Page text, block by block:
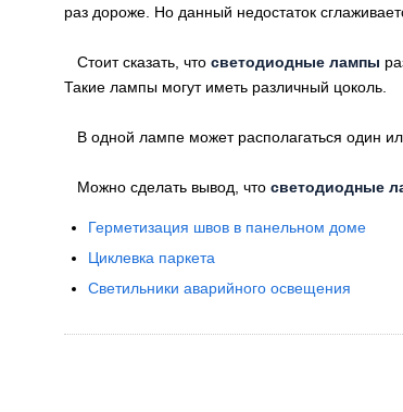
раз дороже. Но данный недостаток
Стоит сказать, что светодиодные лампы
Такие лампы могут иметь различный цоколь.
В одной лампе может располагаться один
Можно сделать вывод, что светодиодные
Герметизация швов в панельном доме
Циклевка паркета
Светильники аварийного освещения